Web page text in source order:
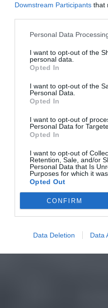
Downstream Participants that
Personal Data
I want to opt-out of the
personal data.
Opted In
I want to opt-out of the
Personal Data.
Opted In
I want to opt-out of
Personal Data for
Opted In
I want to opt-out of
Retention, Sale, and/or
Personal Data that Is
Purposes for which it
Opted Out
CONFIRM
Data Deletion Data